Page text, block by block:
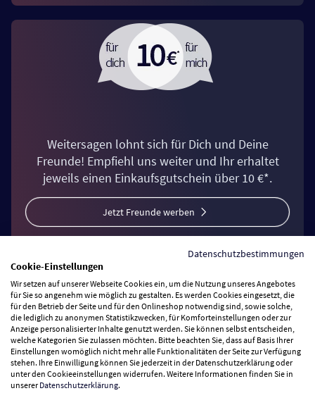
Weitersagen lohnt sich für Dich und Deine
Freunde! Empfiehl uns weiter und Ihr erhaltet
jeweils einen Einkaufsgutschein über 10 €*.
Jetzt Freunde werben
Mit der 123 App noch
näher dran!
Datenschutzbestimmungen
Cookie-Einstellungen
Wir setzen auf unserer Webseite Cookies ein, um die Nutzung unseres Angebotes
für Sie so angenehm wie möglich zu gestalten. Es werden Cookies eingesetzt, die
für den Betrieb der Seite und für den Onlineshop notwendig sind, sowie solche,
die lediglich zu anonymen Statistikzwecken, für Komforteinstellungen oder zur
Anzeige personalisierter Inhalte genutzt werden. Sie können selbst entscheiden,
welche Kategorien Sie zulassen möchten. Bitte beachten Sie, dass auf Basis Ihrer
Einstellungen womöglich nicht mehr alle Funktionalitäten der Seite zur Verfügung
stehen. Ihre Einwilligung können Sie jederzeit in der Datenschutzerklärung oder
unter den Cookieeinstellungen widerrufen. Weitere Informationen finden Sie in
unsererDatenschutzerklärung.